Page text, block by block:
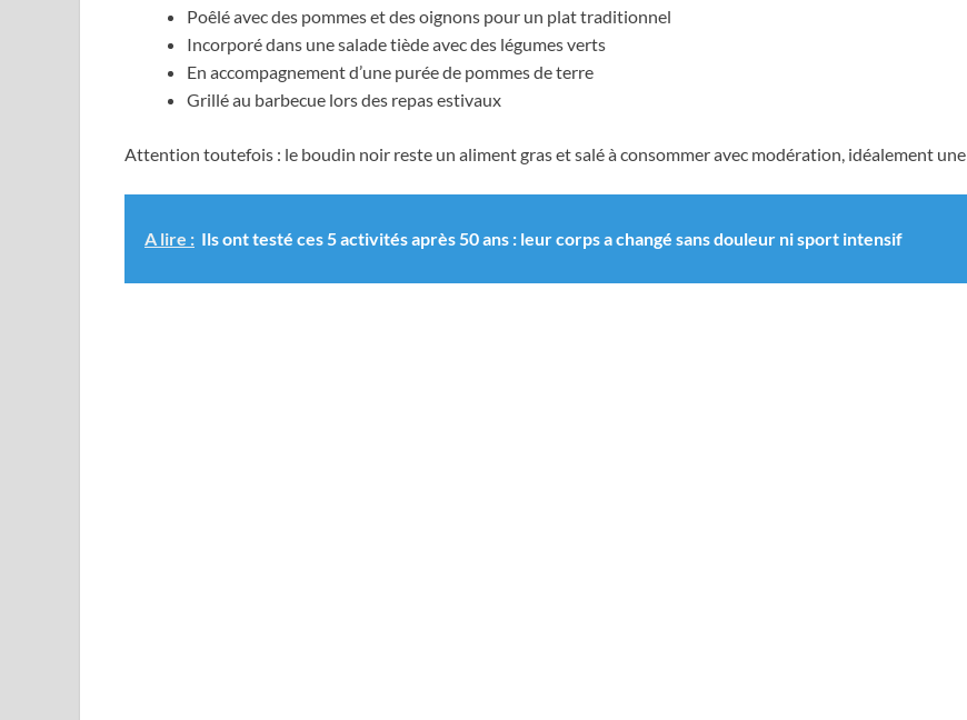
Poêlé avec des pommes et des oignons pour un plat traditionnel
Incorporé dans une salade tiède avec des légumes verts
En accompagnement d’une purée de pommes de terre
Grillé au barbecue lors des repas estivaux
Attention toutefois : le boudin noir reste un aliment gras et salé à consommer avec modération, idéalement
A lire : Ils ont testé ces 5 activités après 50 ans : leur corps a changé sans douleur ni sport intensif